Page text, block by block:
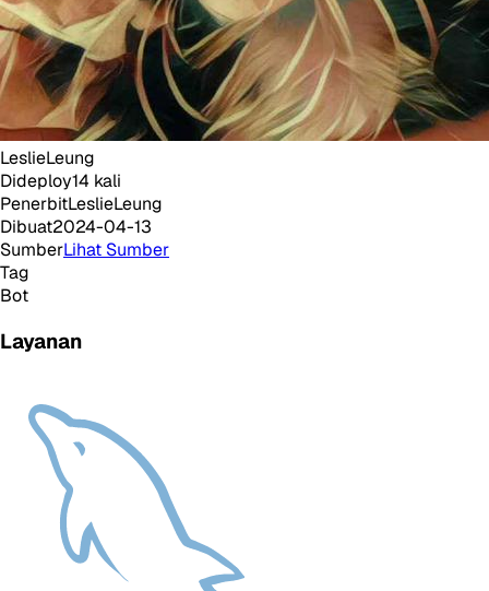
LeslieLeung
Dideploy14 kali
PenerbitLeslieLeung
Dibuat2024-04-13
SumberLihat Sumber
Tag
Bot
Layanan